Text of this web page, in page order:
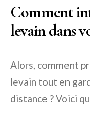
Comment
levain dans
Alors, comment
levain tout en
distance ? Voici